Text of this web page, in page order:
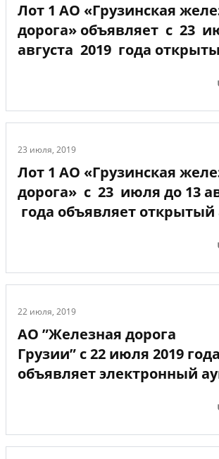
Лот 1 АО «Грузинская
дорога» объявляет с 23
августа 2019 года
23 июля, 2019
Лот 1 АО «Грузинская
дорога» с 23 июля до 13
года объявляет открытый
22 июля, 2019
АО ”Железная дорога
Грузии” с 22 июля 2019 года
объявляет электронный